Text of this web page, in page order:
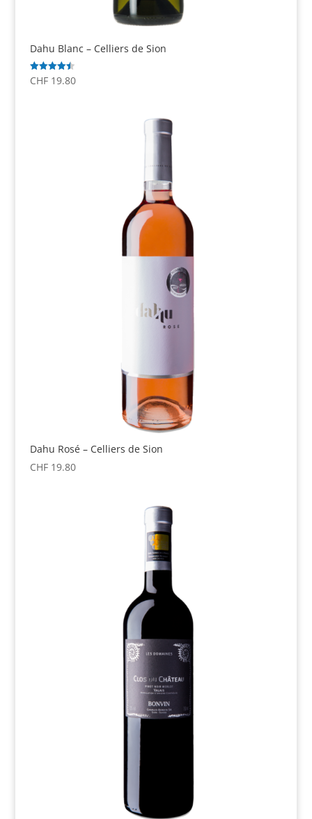
Dahu Blanc – Celliers de Sion
Note
4.50
CHF19.80
Dahu Rosé – Celliers de Sion
CHF19.80